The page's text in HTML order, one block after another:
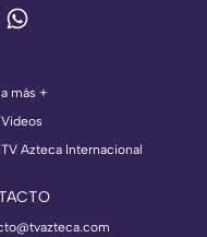
a más +
Videos
TV Azteca Internacional